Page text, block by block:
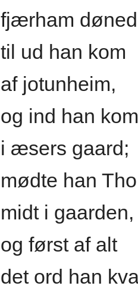
fjærham
til ud han kom
af jotunheim,
og ind han kom
i æsers gaard;
mødte han
midt i gaarden,
og først af alt
det ord han